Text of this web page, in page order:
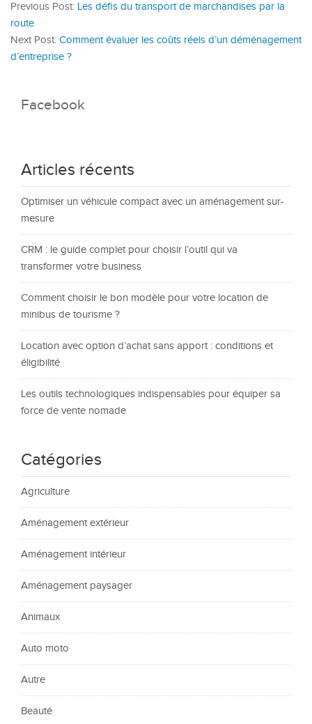
Previous Post: Les défis du transport de marchandises par la
route
Next Post: Comment évaluer les coûts réels d’un déménagement
d’entreprise ?
Facebook
Articles récents
Optimiser un véhicule compact avec un aménagement sur-
mesure
CRM : le guide complet pour choisir l’outil qui va
transformer votre business
Comment choisir le bon modèle pour votre location de
minibus de tourisme ?
Location avec option d’achat sans apport : conditions et
éligibilité
Les outils technologiques indispensables pour équiper sa
force de vente nomade
Catégories
Agriculture
Aménagement extérieur
Aménagement intérieur
Aménagement paysager
Animaux
Auto moto
Autre
Beauté